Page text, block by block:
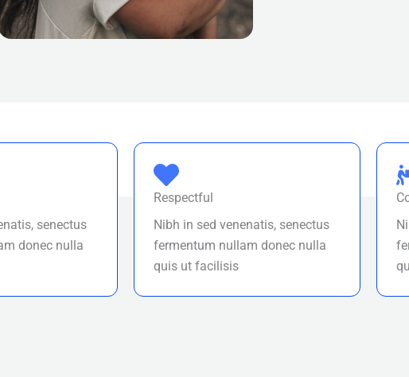
senectus
donec nulla
Respectful
Nibh in sed venenatis, senectus
fermentum nullam donec nulla
quis ut facilisis